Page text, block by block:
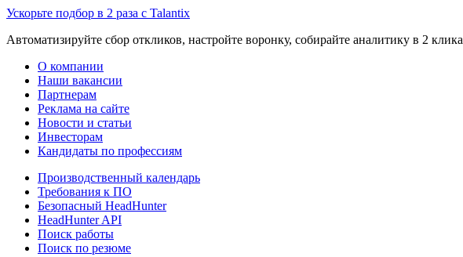
Ускорьте подбор в 2 раза с Talantix
Автоматизируйте сбор откликов, настройте воронку, собирайте аналитику в 2 клика
О компании
Наши вакансии
Партнерам
Реклама на сайте
Новости и статьи
Инвесторам
Кандидаты по профессиям
Производственный календарь
Требования к ПО
Безопасный HeadHunter
HeadHunter API
Поиск работы
Поиск по резюме